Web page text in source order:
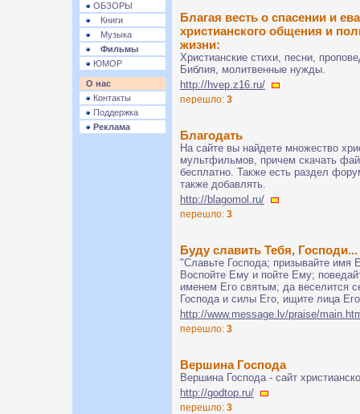
ОБЗОРЫ
Книги
Музыка
Фильмы
ЮМОР
О нас
Контакты
Поддержка
Реклама
Благая весть о спасении и
христианского общения и
жизни:
Христианские стихи, песни,
Библия, молитвенные нужды.
http://hvep.z16.ru/
перешло: 3
Благодать
На сайте вы найдете множество
мультфильмов, причем скачать
бесплатно. Также есть раздел
также добавлять.
http://blagomol.ru/
перешло: 3
Буду славить Тебя, Господи...
"Славьте Господа; призывайте имя
Воспойте Ему и пойте Ему;
именем Его святым; да веселится
Господа и силы Его, ищите лица
http://www.message.lv/praise/
перешло: 3
Вершина Господа
Вершина Господа - сайт
http://godtop.ru/
перешло: 3